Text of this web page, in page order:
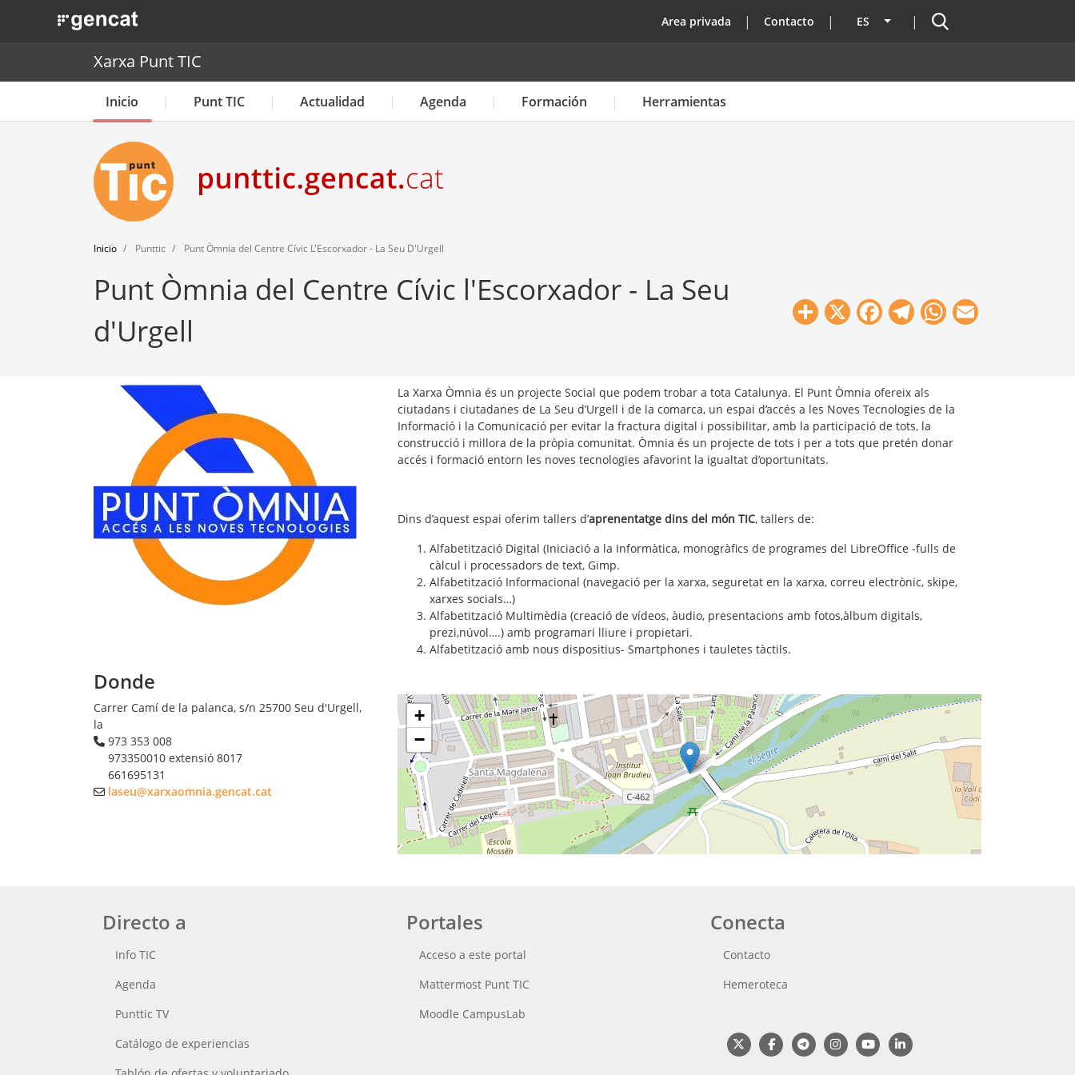
. Obre en una nova finestra. top
Area privada Contacto ES Lista adicional de acciones
Buscador
Xarxa Punt TIC
Inicio Punt TIC Actualidad Agenda Formación Herramientas
Inicio Punttic Punt Òmnia del Centre Cívic L'Escorxador - La Seu D'Urgell
Punt Òmnia del Centre Cívic l'Escorxador - La Seu
d'Urgell
Share
X Facebook
Telegram
WhatsApp
La Xarxa Òmnia és un projecte Social que podem trobar a tota Catalunya. El Punt Òmnia ofereix als
ciutadans i ciutadanes de La Seu d’Urgell i de la comarca, un espai d’accés a les Noves Tecnologies de la
Informació i la Comunicació per evitar la fractura digital i possibilitar, amb la participació de tots, la
construcció i millora de la pròpia comunitat. Òmnia és un projecte de tots i per a tots que pretén donar
accés i formació entorn les noves tecnologies afavorint la igualtat d’oportunitats.
Dins d’aquest espai oferim tallers d’aprenentatge dins del món TIC, tallers de:
Alfabetització Digital (Iniciació a la Informàtica, monogràfics de programes del LibreOffice -fulls de
càlcul i processadors de text, Gimp.
Alfabetització Informacional (navegació per la xarxa, seguretat en la xarxa, correu electrònic, skipe,
xarxes socials…)
Alfabetització Multimèdia (creació de vídeos, àudio, presentacions amb fotos,àlbum digitals,
prezi,núvol….) amb programari lliure i propietari.
Alfabetització amb nous dispositius- Smartphones i tauletes tàctils.
Donde
Carrer Camí de la palanca, s/n 25700 Seu d'Urgell,
la
973 353 008
973350010 extensió 8017
661695131
laseu@xarxaomnia.gencat.cat
+
−
Directo a
Info TIC
Agenda
Punttic TV
Catálogo de experiencias
Portales
Acceso a este portal
Mattermost Punt TIC
Moodle CampusLab
Conecta
Contacto
Hemeroteca